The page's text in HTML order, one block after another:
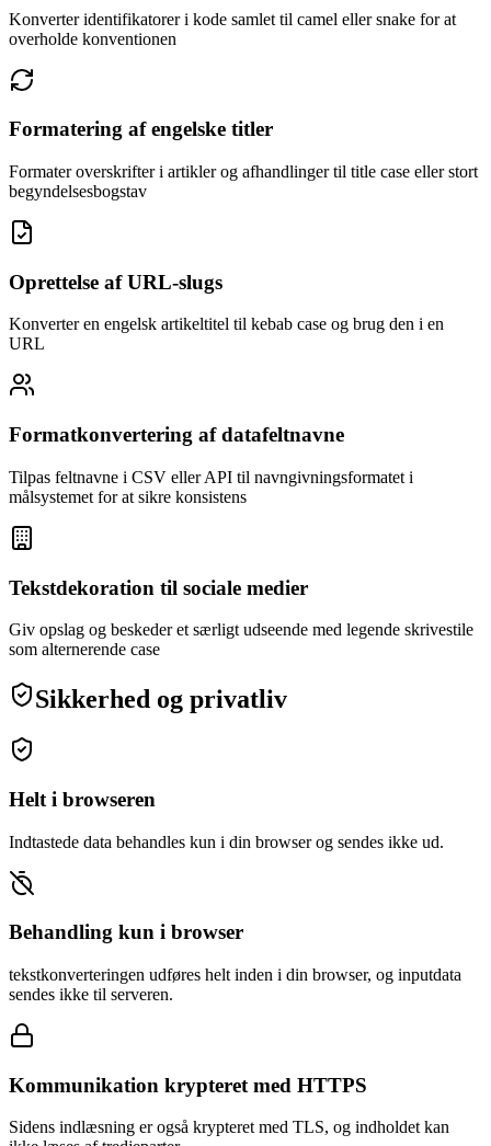
Konverter identifikatorer i kode samlet til camel eller snake for at
overholde konventionen
Formatering af engelske titler
Formater overskrifter i artikler og afhandlinger til title case eller stort
begyndelsesbogstav
Oprettelse af URL-slugs
Konverter en engelsk artikeltitel til kebab case og brug den i en
URL
Formatkonvertering af datafeltnavne
Tilpas feltnavne i CSV eller API til navngivningsformatet i
målsystemet for at sikre konsistens
Tekstdekoration til sociale medier
Giv opslag og beskeder et særligt udseende med legende skrivestile
som alternerende case
Sikkerhed og privatliv
Helt i browseren
Indtastede data behandles kun i din browser og sendes ikke ud.
Behandling kun i browser
tekstkonverteringen udføres helt inden i din browser, og inputdata
sendes ikke til serveren.
Kommunikation krypteret med HTTPS
Sidens indlæsning er også krypteret med TLS, og indholdet kan